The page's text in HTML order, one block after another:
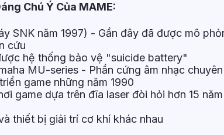
Chú Ý Của MAME:
SNK năm 1997) - Gần đây đã được mô
cứu
hệ thống bảo vệ "suicide battery"
MU-series - Phần cứng âm nhạc
game những năm 1990
game dựa trên đĩa laser đòi hỏi hơn 15
thiết bị giải trí cơ khí khác nhau